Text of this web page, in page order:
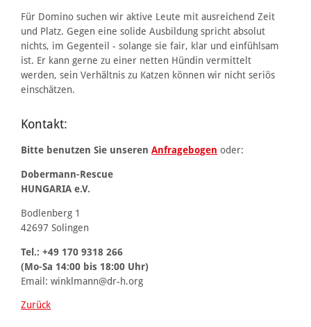
Für Domino suchen wir aktive Leute mit ausreichend Zeit
und Platz. Gegen eine solide Ausbildung spricht absolut
nichts, im Gegenteil - solange sie fair, klar und einfühlsam
ist. Er kann gerne zu einer netten Hündin vermittelt
werden, sein Verhältnis zu Katzen können wir nicht seriös
einschätzen.
Kontakt:
Bitte benutzen Sie unserenAnfragebogen oder:
Dobermann-Rescue
HUNGARIA e.V.
Bodlenberg 1
42697 Solingen
Tel.: +49 170 9318 266
(Mo-Sa 14:00 bis 18:00 Uhr)
Email: winklmann@dr-h.org
Zurück